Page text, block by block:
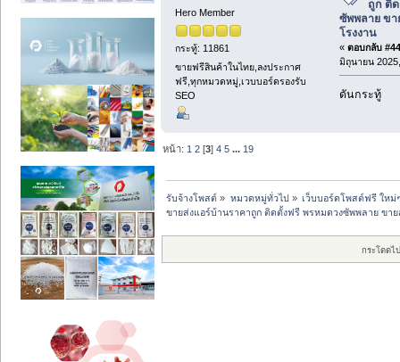
Hero Member
กระทู้: 11861
ขายฟรีสินค้าในไทย,ลงประกาศ
ฟรี,ทุกหมวดหมู่,เวบบอร์ดรองรับ
SEO
ถูก ติ
ซัพพลาย ขา
โรงงาน
« ตอบกลับ
มิถุนายน
ดันกระทู้
หน้า: 1 2 [3]4 5 ... 19
รับจ้างโพสต์ » หมวดหมู่ทั่วไป» เว็บบอร์ดโพสต์ฟรี ให
ขายส่งแอร์บ้านราคาถูก ติดตั้งฟรี พรหมดวงซัพพลาย ขาย
กระโดดไ